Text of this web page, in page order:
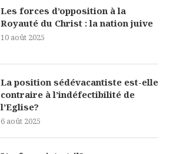
Les forces d’opposition à la
Royauté du Christ : la nation juive
10 août 2025
La position sédévacantiste est-elle
contraire à l’indéfectibilité de
l’Eglise?
6 août 2025